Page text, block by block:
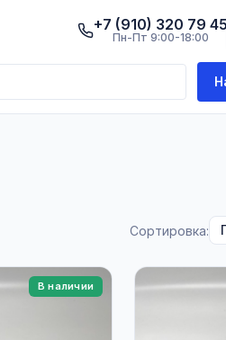
+7 (910) 320 79 45
Пн-Пт 9:00-18:00
Сортировка:
В наличии